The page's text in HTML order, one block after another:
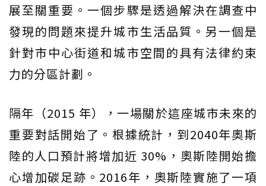
展至關重要。一個步驟是透過解決在調查中
發現的問題來提升城市生活品質。另一個是
針對市中心街道和城市空間的具有法律約束
力的分區計劃。
隔年（2015 年），一場關於這座城市未來的
重要對話開始了。根據統計，到2040年奧斯
陸的人口預計將增加近 30%，奧斯陸開始擔
心增加碳足跡。2016年，奧斯陸實施了一項